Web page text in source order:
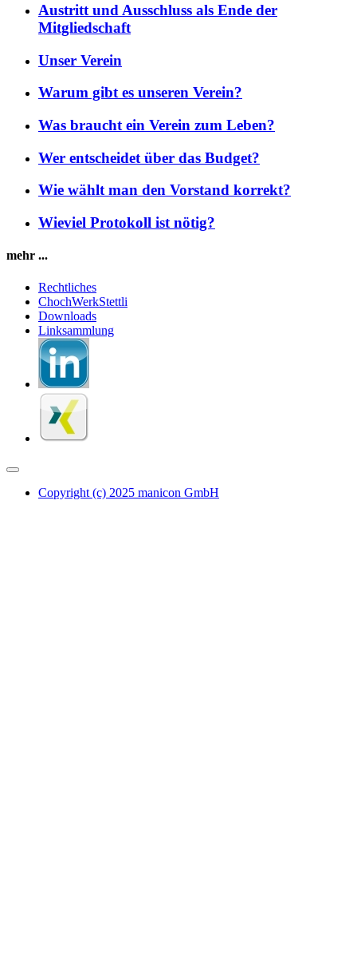
Austritt und Ausschluss als Ende der
Mitgliedschaft
Unser Verein
Warum gibt es unseren Verein?
Was braucht ein Verein zum Leben?
Wer entscheidet über das Budget?
Wie wählt man den Vorstand korrekt?
Wieviel Protokoll ist nötig?
mehr ...
Rechtliches
ChochWerkStettli
Downloads
Linksammlung
Copyright (c) 2025 manicon GmbH